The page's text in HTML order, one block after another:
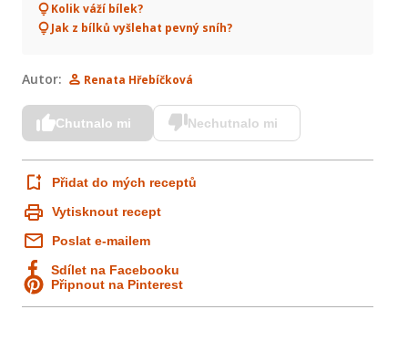
Kolik váží bílek?
Jak z bílků vyšlehat pevný sníh?
Autor: Renata Hřebíčková
Chutnalo mi Nechutnalo mi
Přidat do mých receptů
Vytisknout recept
Poslat e-mailem
Sdílet na Facebooku
Připnout na Pinterest